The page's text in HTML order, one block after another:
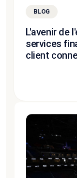
BLOG
L'avenir de
services
client